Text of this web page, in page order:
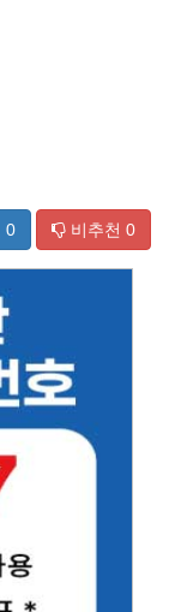
0 비추천 0